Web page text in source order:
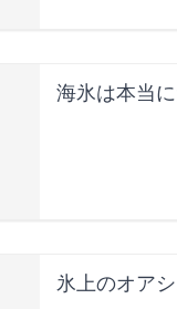
海氷は本当
氷上のオア